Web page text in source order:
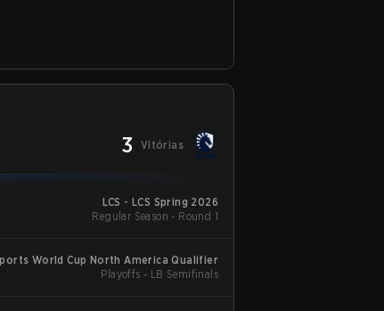
3 Vitórias
LCS - LCS Spring 2026
Regular Season - Round 1
World Cup North America Qualifier
Playoffs - LB Semifinals